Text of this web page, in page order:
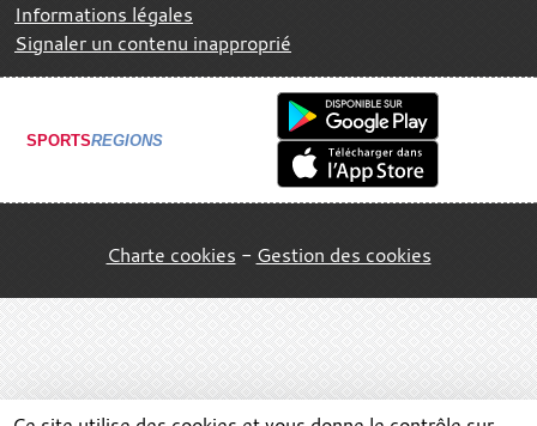
Informations légales
Signaler un contenu inapproprié
SPORTSREGIONS
Charte cookies Gestion des cookies